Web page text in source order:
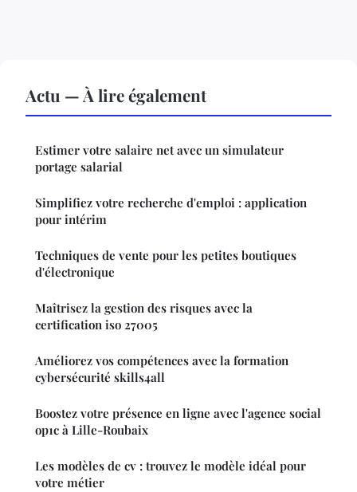
Actu — À lire également
Estimer votre salaire net avec un simulateur
portage salarial
Simplifiez votre recherche d'emploi : application
pour intérim
Techniques de vente pour les petites boutiques
d'électronique
Maîtrisez la gestion des risques avec la
certification iso 27005
Améliorez vos compétences avec la formation
cybersécurité skills4all
Boostez votre présence en ligne avec l'agence social
op1c à Lille-Roubaix
Les modèles de cv : trouvez le modèle idéal pour
votre métier